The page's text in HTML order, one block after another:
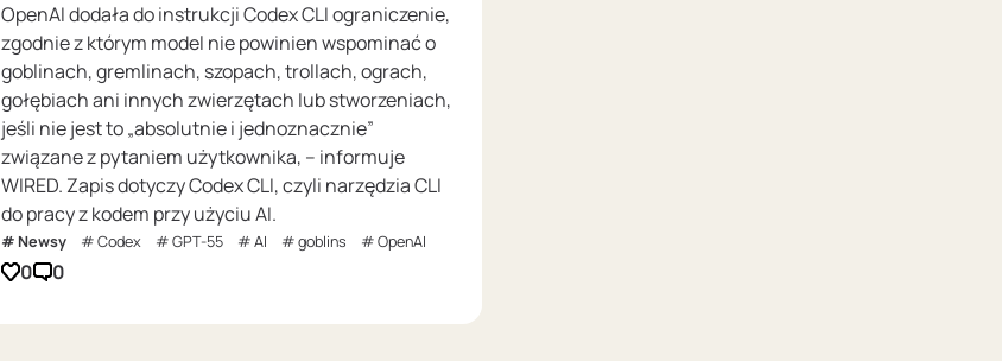
OpenAI dodała do instrukcji Codex CLI ograniczenie,
zgodnie z którym model nie powinien wspominać o
goblinach, gremlinach, szopach, trollach, ograch,
gołębiach ani innych zwierzętach lub stworzeniach,
jeśli nie jest to „absolutnie i jednoznacznie”
związane z pytaniem użytkownika, – informuje
WIRED. Zapis dotyczy Codex CLI, czyli narzędzia CLI
do pracy z kodem przy użyciu AI.
Newsy Codex GPT-55 AI goblins OpenAI
0 0